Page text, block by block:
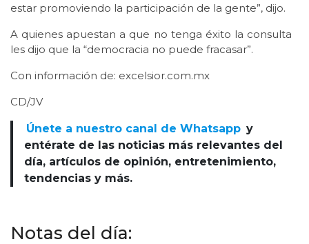
estar promoviendo la participación de la gente”, dijo.
A quienes apuestan a que no tenga éxito la consulta
les dijo que la “democracia no puede fracasar”.
Con información de: excelsior.com.mx
CD/JV
Únete a nuestro canal de Whatsapp y
entérate de las noticias más relevantes del
día, artículos de opinión, entretenimiento,
tendencias y más.
Notas del día: